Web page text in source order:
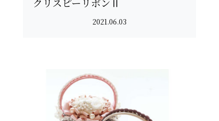
クリスピーリボンⅡ
2021.06.03